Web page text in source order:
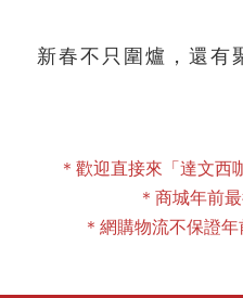
新春不只圍爐，還有
＊歡迎直接來「達文西
＊商城年前
＊網購物流不保證